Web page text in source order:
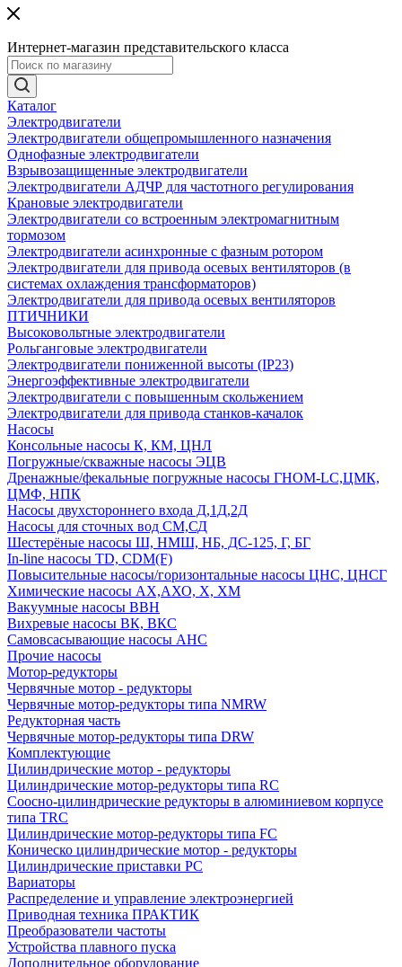
Интернет-магазин представительского класса
Каталог
Электродвигатели
Электродвигатели общепромышленного назначения
Однофазные электродвигатели
Взрывозащищенные электродвигатели
Электродвигатели АДЧР для частотного регулирования
Крановые электродвигатели
Электродвигатели со встроенным электромагнитным
тормозом
Электродвигатели асинхронные с фазным ротором
Электродвигатели для привода осевых вентиляторов (в
системах охлаждения трансформаторов)
Электродвигатели для привода осевых вентиляторов
ПТИЧНИКИ
Высоковольтные электродвигатели
Рольганговые электродвигатели
Электродвигатели пониженной высоты (IP23)
Энергоэффективные электродвигатели
Электродвигатели с повышенным скольжением
Электродвигатели для привода станков-качалок
Насосы
Консольные насосы К, КМ, ЦНЛ
Погружные/скважные насосы ЭЦВ
Дренажные/фекальные погружные насосы ГНОМ-LC,ЦМК,
ЦМФ, НПК
Насосы двухстороннего входа Д,1Д,2Д
Насосы для сточных вод СМ,СД
Шестерёные насосы Ш, НМШ, НБ, ДС-125, Г, БГ
In-line насосы TD, CDM(F)
Повысительные насосы/горизонтальные насосы ЦНС, ЦНСГ
Химические насосы АХ,АХО, Х, ХМ
Вакуумные насосы ВВН
Вихревые насосы ВК, ВКС
Самовсасывающие насосы АНС
Прочие насосы
Мотор-редукторы
Червячные мотор - редукторы
Червячные мотор-редукторы типа NMRW
Редукторная часть
Червячные мотор-редукторы типа DRW
Комплектующие
Цилиндрические мотор - редукторы
Цилиндрические мотор-редукторы типа RC
Соосно-цилиндрические редукторы в алюминиевом корпусе
типа TRC
Цилиндрические мотор-редукторы типа FC
Коническо цилиндрические мотор - редукторы
Цилиндрические приставки PC
Вариаторы
Распределение и управление электроэнергией
Приводная техника ПРАКТИК
Преобразователи частоты
Устройства плавного пуска
Дополнительное оборудование